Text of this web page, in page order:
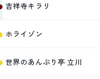
吉祥寺キラリ
ホライゾン
世界のあんぷり亭 立川